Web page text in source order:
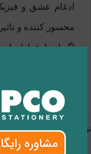
ادغام عشق و
محسور کننده و
اگر از طرفداران
نوشته قبلی